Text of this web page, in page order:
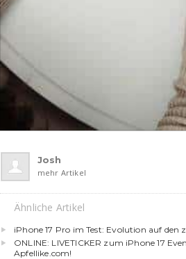
Josh
mehr Artikel
Ähnliche Artikel
iPhone 17 Pro im Test: Evolution auf den
ONLINE: LIVETICKER zum iPhone 17
Apfellike.com!